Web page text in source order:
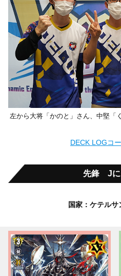
左から大将「かのと」さん、中堅「
DECK LOGコ
先鋒 Jに
国家：ケテルサ